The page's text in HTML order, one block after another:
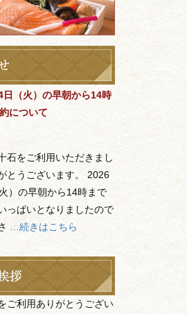
日（火）の早朝から14時
について
石をご利用いただきまし
とうございます。 2026
）の早朝から14時まで
っぱいとなりましたので
…続きはこちら
ご利用ありがとうござい